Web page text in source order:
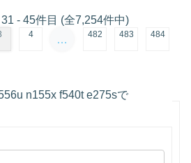
- 45件目 (全7,254件中)
4 … 482 483 484
n155x f540t e275sで